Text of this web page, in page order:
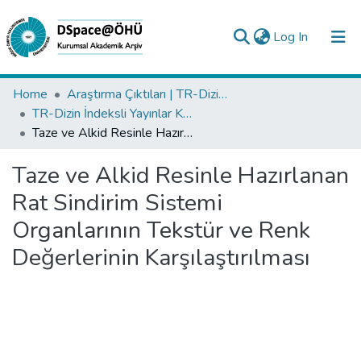
Log In (current)
Collections
All of DSpace
Analyze
Request/Question
Home
Araştırma Çıktıları | TR-Dizin | WoS | Scopus | PubMed
TR-Dizin İndeksli Yayınlar Koleksiyonu
Taze ve Alkid Resinle Hazırlanan Rat Sindirim Sistemi Organlarının Tekstür ve Renk Değerlerinin Karşılaştırılması
Taze ve Alkid Resinle Hazırlanan
Rat Sindirim Sistemi
Organlarının Tekstür ve Renk
Değerlerinin Karşılaştırılması